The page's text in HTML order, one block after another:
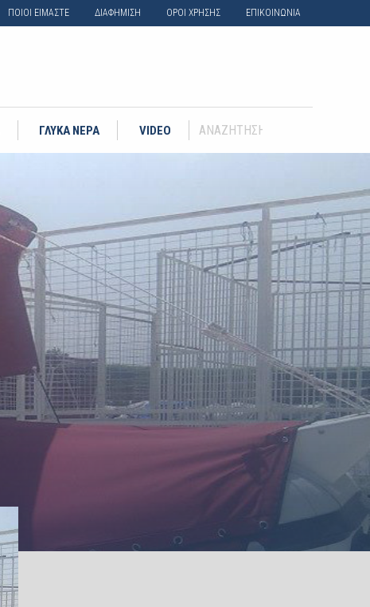
ΠΟΙΟΙ ΕΙΜΑΣΤΕ ΔΙΑΦΗΜΙΣΗ ΟΡΟΙ ΧΡΗΣΗΣ ΕΠΙΚΟΙΝΩΝΙΑ
ΓΛΥΚΑ ΝΕΡΑ VIDEO